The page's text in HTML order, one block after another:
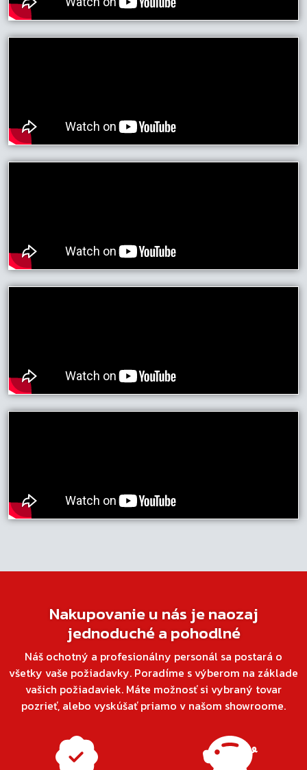
Nakupovanie u nás je naozaj
jednoduché a pohodlné
Náš ochotný a profesionálny personál sa postará o
všetky vaše požiadavky. Poradíme s výberom na základe
vašich požiadaviek. Máte možnosť si vybraný tovar
pozrieť, alebo vyskúšať priamo v našom showroome.